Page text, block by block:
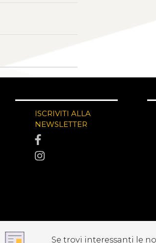
ISCRIVITI ALLA
NEWSLETTER
Se trovi interessanti le